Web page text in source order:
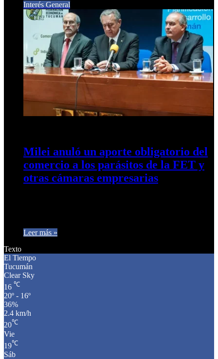
Interés General
Milei anuló un aporte obligatorio del
comercio a los parásitos de la FET y
otras cámaras empresarias
Leer más »
Texto
El Tiempo
Tucumán
Clear Sky
16 ℃
20º - 16º
36%
2.4 km/h
20℃
Vie
19℃
Sáb